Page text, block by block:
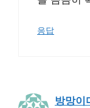
응답
방망이